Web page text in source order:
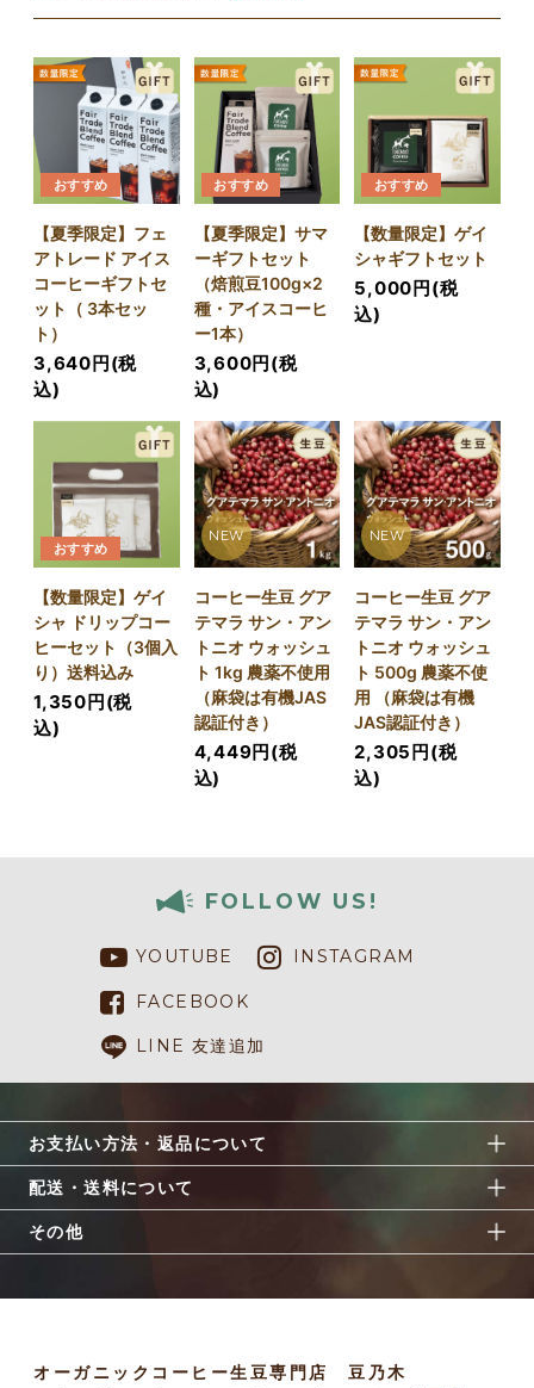
おすすめ
【夏季限定】フェ
アトレード アイス
コーヒーギフトセ
ット（ 3本セッ
ト）
3,640円(税
込)
おすすめ
【夏季限定】サマ
ーギフトセット
（焙煎豆100g×2
種・アイスコーヒ
ー1本）
3,600円(税
込)
おすすめ
【数量限定】ゲイ
シャギフトセット
5,000円(税
込)
おすすめ
【数量限定】ゲイ
シャ ドリップコー
ヒーセット（3個入
り）送料込み
1,350円(税
込)
NEW
コーヒー生豆 グア
テマラ サン・アン
トニオ ウォッシュ
ト 1kg 農薬不使用
（麻袋は有機JAS
認証付き）
4,449円(税
込)
NEW
コーヒー生豆 グア
テマラ サン・アン
トニオ ウォッシュ
ト 500g 農薬不使
用 （麻袋は有機
JAS認証付き）
2,305円(税
込)
FOLLOW US!
YOUTUBE INSTAGRAM
FACEBOOK
LINE 友達追加
お支払い方法・返品について
配送・送料について
その他
オーガニックコーヒー生豆専門店 豆乃木